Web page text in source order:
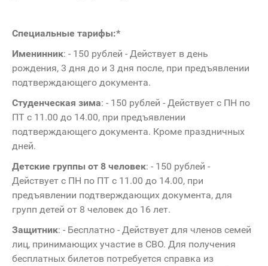
Специальные тарифы:*
Именинник: - 150 рублей - Действует в день
рождения, 3 дня до и 3 дня после, при предъявлении
подтверждающего документа.
Студенческая зима: - 150 рублей - Действует с ПН по
ПТ с 11.00 до 14.00, при предъявлении
подтверждающего документа. Кроме праздничных
дней.
Детские группы от 8 человек: - 150 рублей -
Действует с ПН по ПТ с 11.00 до 14.00, при
предъявлении подтверждающих документа, для
групп детей от 8 человек до 16 лет.
Защитник: - Бесплатно - Действует для членов семей
лиц, принимающих участие в СВО. Для получения
бесплатных билетов потребуется справка из